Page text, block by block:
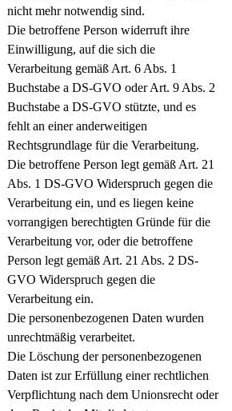
nicht mehr notwendig sind.
Die betroffene Person widerruft ihre
Einwilligung, auf die sich die
Verarbeitung gemäß Art. 6 Abs. 1
Buchstabe a DS-GVO oder Art. 9 Abs. 2
Buchstabe a DS-GVO stützte, und es
fehlt an einer anderweitigen
Rechtsgrundlage für die Verarbeitung.
Die betroffene Person legt gemäß Art. 21
Abs. 1 DS-GVO Widerspruch gegen die
Verarbeitung ein, und es liegen keine
vorrangigen berechtigten Gründe für die
Verarbeitung vor, oder die betroffene
Person legt gemäß Art. 21 Abs. 2 DS-
GVO Widerspruch gegen die
Verarbeitung ein.
Die personenbezogenen Daten wurden
unrechtmäßig verarbeitet.
Die Löschung der personenbezogenen
Daten ist zur Erfüllung einer rechtlichen
Verpflichtung nach dem Unionsrecht oder